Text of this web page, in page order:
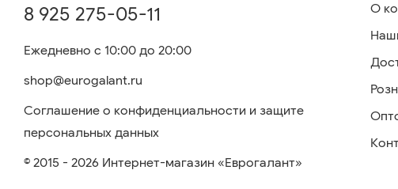
8 925 275-05-11
Ежедневно с 10:00 до 20:00
shop@eurogalant.ru
Соглашение о конфиденциальности и защите
персональных данных
© 2015 - 2026 Интернет-магазин «Еврогалант»
О